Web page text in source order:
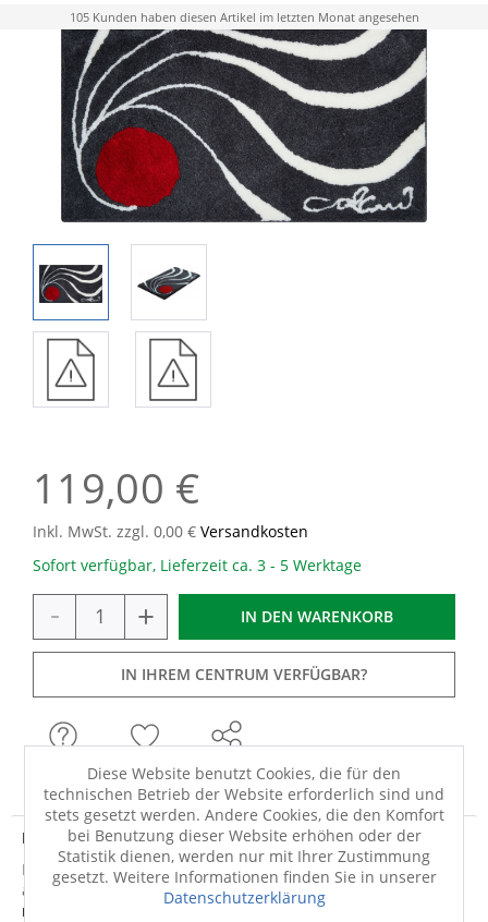
105 Kunden haben diesen Artikel im letzten Monat angesehen
119,00 €
Inkl. MwSt. zzgl. 0,00 € Versandkosten
Sofort verfügbar, Lieferzeit ca. 3 - 5 Werktage
- + IN DEN WARENKORB
IN IHREM CENTRUM VERFÜGBAR?
Produktdetails
Der Badteppich Colani 18 von GRUND schafft eine
angenehme Atmosphäre in Ihrem Badezimmer. Durch...
mehr
Diese Website benutzt Cookies, die für den
technischen Betrieb der Website erforderlich sind und
stets gesetzt werden. Andere Cookies, die den Komfort
bei Benutzung dieser Website erhöhen oder der
Statistik dienen, werden nur mit Ihrer Zustimmung
gesetzt. Weitere Informationen finden Sie in unserer
Datenschutzerklärung